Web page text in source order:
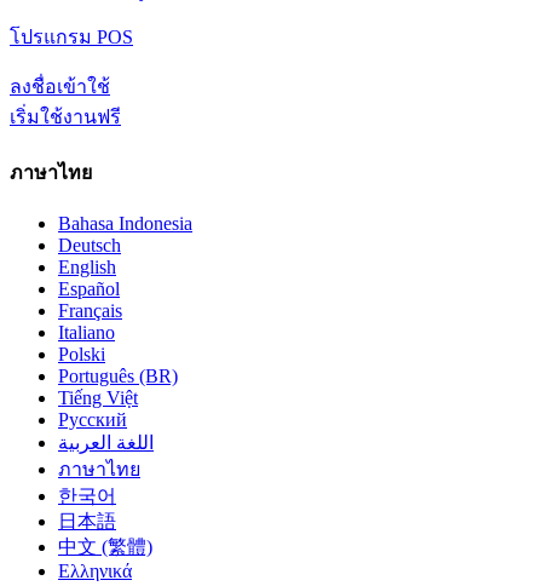
โปรแกรม POS
ลงชื่อเข้าใช้
เริ่มใช้งานฟรี
ภาษาไทย
Bahasa Indonesia
Deutsch
English
Español
Français
Italiano
Polski
Português (BR)
Tiếng Việt
Русский
اللغة العربية
ภาษาไทย
한국어
日本語
中文 (繁體)
Ελληνικά